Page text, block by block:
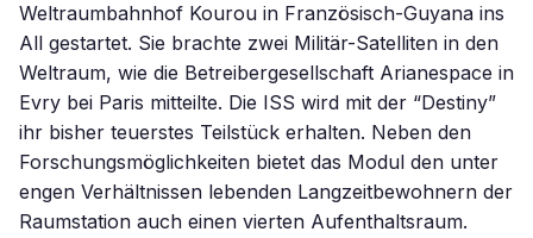
Weltraumbahnhof Kourou in Französisch-Guyana ins
All gestartet. Sie brachte zwei Militär-Satelliten in den
Weltraum, wie die Betreibergesellschaft Arianespace in
Evry bei Paris mitteilte. Die ISS wird mit der “Destiny”
ihr bisher teuerstes Teilstück erhalten. Neben den
Forschungsmöglichkeiten bietet das Modul den unter
engen Verhältnissen lebenden Langzeitbewohnern der
Raumstation auch einen vierten Aufenthaltsraum.